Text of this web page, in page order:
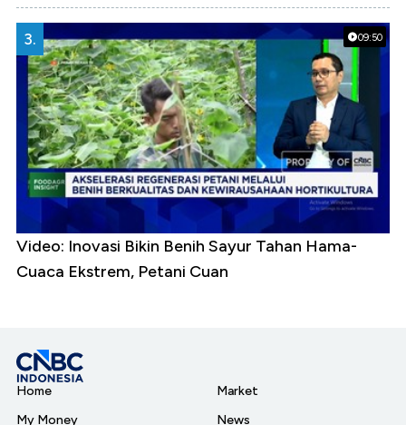
09:50
3.
Video: Inovasi Bikin Benih Sayur Tahan Hama-
Cuaca Ekstrem, Petani Cuan
Home
My Money
Market
News